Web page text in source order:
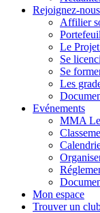
Rejoignez-nous
Affilier
Le
Se
Se
Les
Evénements
MMA
Mon espace
Trouver un